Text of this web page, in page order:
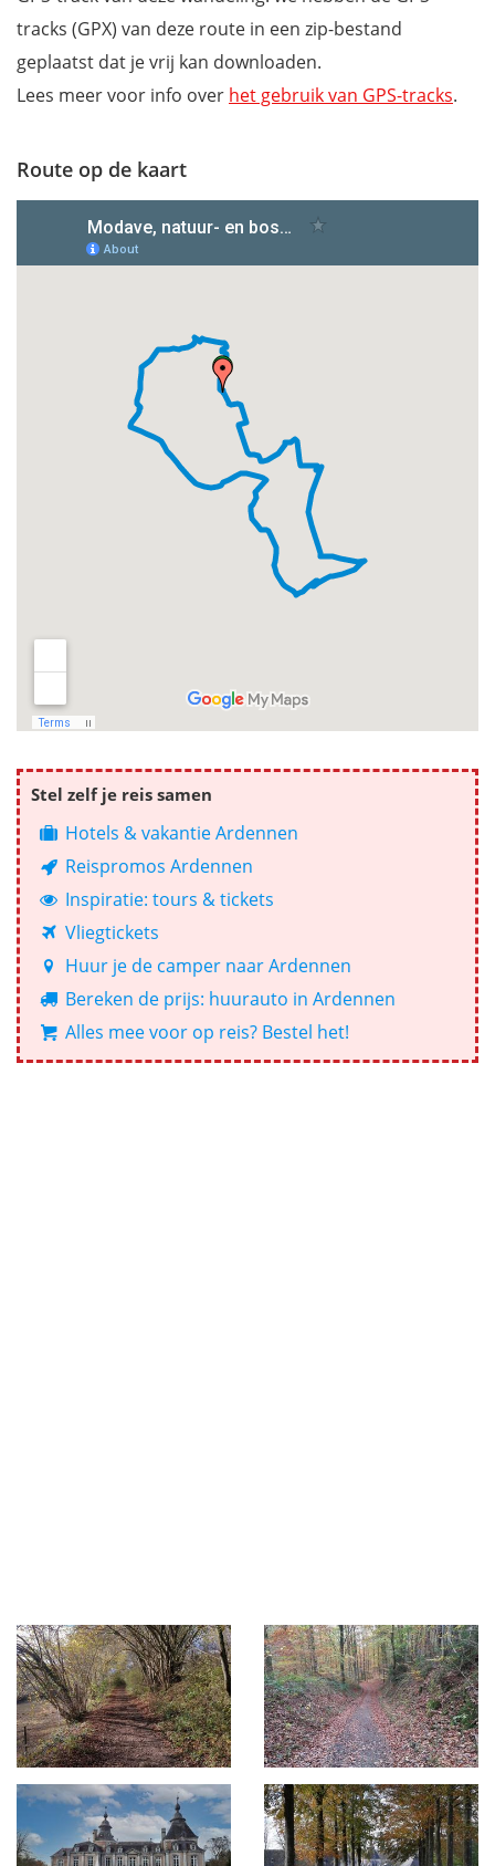
tracks (GPX) van deze route in een zip-bestand
geplaatst dat je vrij kan downloaden.
Lees meer voor info over het gebruik van GPS-tracks.
Route op de kaart
Stel zelf je reis samen
Hotels & vakantie Ardennen
Reispromos Ardennen
Inspiratie: tours & tickets
Vliegtickets
Huur je de camper naar Ardennen
Bereken de prijs: huurauto in Ardennen
Alles mee voor op reis? Bestel het!